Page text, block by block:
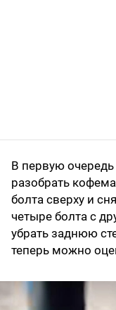
В первую
разобрать
болта сверху и
четыре болта с
убрать заднюю
теперь можно